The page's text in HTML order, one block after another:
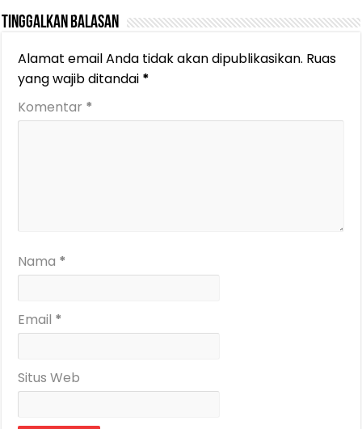
Tinggalkan Balasan
Alamat email Anda tidak akan dipublikasikan. Ruas
yang wajib ditandai *
Komentar *
Nama *
Email *
Situs Web